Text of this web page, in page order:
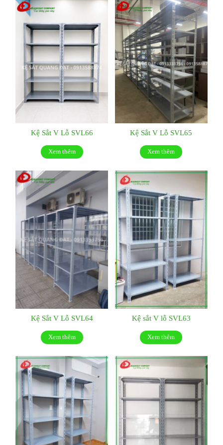
Kệ Sắt V Lỗ SVL66
Xem thêm
Kệ Sắt V Lỗ SVL65
Xem thêm
Kệ Sắt V Lỗ SVL64
Xem thêm
Kệ sắt V lỗ SVL63
Xem thêm